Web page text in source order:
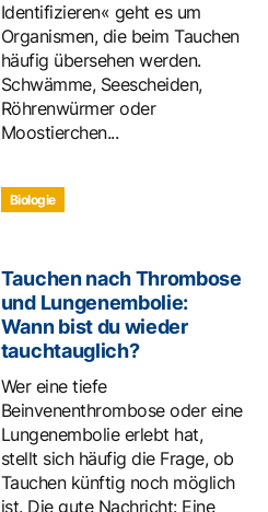
Identifizieren« geht es um
Organismen, die beim Tauchen
häufig übersehen werden.
Schwämme, Seescheiden,
Röhrenwürmer oder
Moostierchen...
Biologie
Tauchen nach Thrombose
und Lungenembolie:
Wann bist du wieder
tauchtauglich?
Wer eine tiefe
Beinvenenthrombose oder eine
Lungenembolie erlebt hat,
stellt sich häufig die Frage, ob
Tauchen künftig noch möglich
ist. Die gute Nachricht: Eine